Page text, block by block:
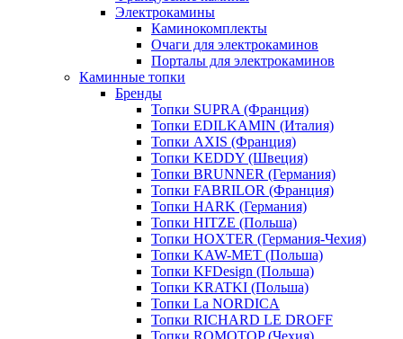
Электрокамины
Каминокомплекты
Очаги для электрокаминов
Порталы для электрокаминов
Каминные топки
Бренды
Топки SUPRA (Франция)
Топки EDILKAMIN (Италия)
Топки AXIS (Франция)
Топки KEDDY (Швеция)
Топки BRUNNER (Германия)
Топки FABRILOR (Франция)
Топки HARK (Германия)
Топки HITZE (Польша)
Топки HOXTER (Германия-Чехия)
Топки KAW-MET (Польша)
Топки KFDesign (Польша)
Топки KRATKI (Польша)
Топки La NORDICA
Топки RICHARD LE DROFF
Топки ROMOTOP (Чехия)